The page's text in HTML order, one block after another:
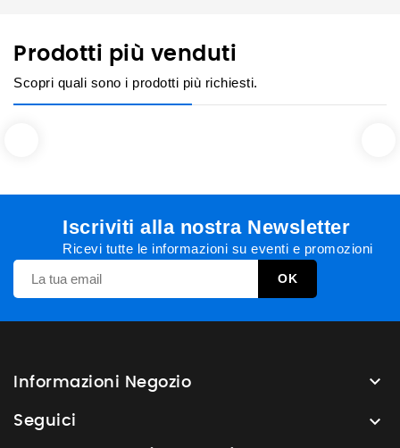
Prodotti più venduti
Scopri quali sono i prodotti più richiesti.
Iscriviti alla nostra Newsletter
Ricevi tutte le informazioni su eventi e promozioni
Informazioni Negozio 
Seguici 